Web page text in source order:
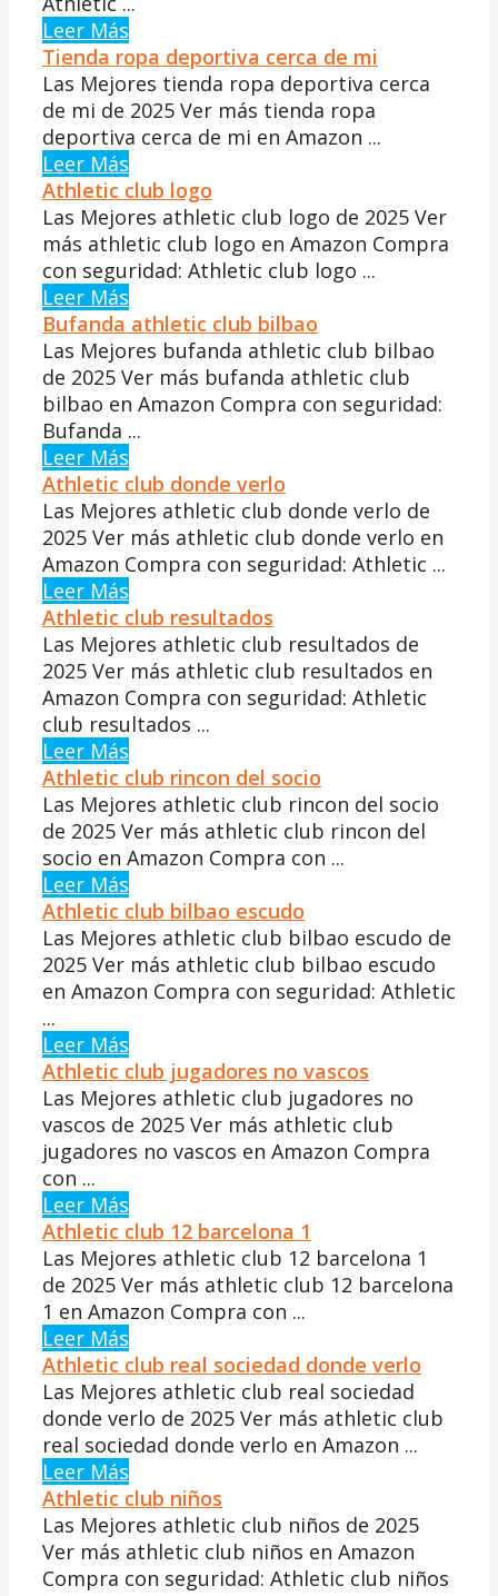
Leer Más
Tienda ropa deportiva cerca de mi
Las Mejores tienda ropa deportiva cerca
de mi de 2025 Ver más tienda ropa
deportiva cerca de mi en Amazon ...
Leer Más
Athletic club logo
Las Mejores athletic club logo de 2025 Ver
más athletic club logo en Amazon Compra
con seguridad: Athletic club logo ...
Leer Más
Bufanda athletic club bilbao
Las Mejores bufanda athletic club bilbao
de 2025 Ver más bufanda athletic club
bilbao en Amazon Compra con seguridad:
Bufanda ...
Leer Más
Athletic club donde verlo
Las Mejores athletic club donde verlo de
2025 Ver más athletic club donde verlo en
Amazon Compra con seguridad: Athletic ...
Leer Más
Athletic club resultados
Las Mejores athletic club resultados de
2025 Ver más athletic club resultados en
Amazon Compra con seguridad: Athletic
club resultados ...
Leer Más
Athletic club rincon del socio
Las Mejores athletic club rincon del socio
de 2025 Ver más athletic club rincon del
socio en Amazon Compra con ...
Leer Más
Athletic club bilbao escudo
Las Mejores athletic club bilbao escudo de
2025 Ver más athletic club bilbao escudo
en Amazon Compra con seguridad: Athletic
...
Leer Más
Athletic club jugadores no vascos
Las Mejores athletic club jugadores no
vascos de 2025 Ver más athletic club
jugadores no vascos en Amazon Compra
con ...
Leer Más
Athletic club 12 barcelona 1
Las Mejores athletic club 12 barcelona 1
de 2025 Ver más athletic club 12 barcelona
1 en Amazon Compra con ...
Leer Más
Athletic club real sociedad donde verlo
Las Mejores athletic club real sociedad
donde verlo de 2025 Ver más athletic club
real sociedad donde verlo en Amazon ...
Leer Más
Athletic club niños
Las Mejores athletic club niños de 2025
Ver más athletic club niños en Amazon
Compra con seguridad: Athletic club niños